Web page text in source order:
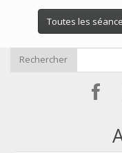
Toutes les
Rechercher